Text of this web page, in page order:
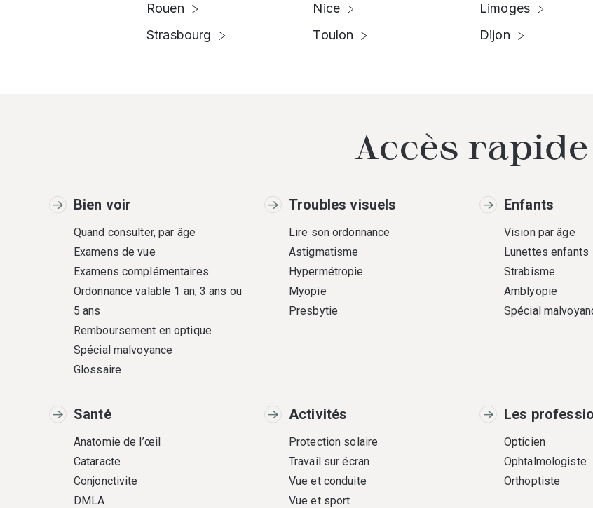
Rouen
Strasbourg
Nice
Toulon
Limoges
Dijon
Accès rapide
Bien voir
Quand consulter, par âge
Examens de vue
Examens complémentaires
Ordonnance valable 1 an, 3 ans ou
5 ans
Remboursement en optique
Spécial malvoyance
Glossaire
Troubles visuels
Lire son ordonnance
Astigmatisme
Hypermétropie
Myopie
Presbytie
Enfants
Vision par âge
Lunettes enfants
Strabisme
Amblyopie
Spécial
Santé
Anatomie de l’œil
Cataracte
Conjonctivite
DMLA
Activités
Protection solaire
Travail sur écran
Vue et conduite
Vue et sport
Les
Opticien
Ophtalmologiste
Orthoptiste